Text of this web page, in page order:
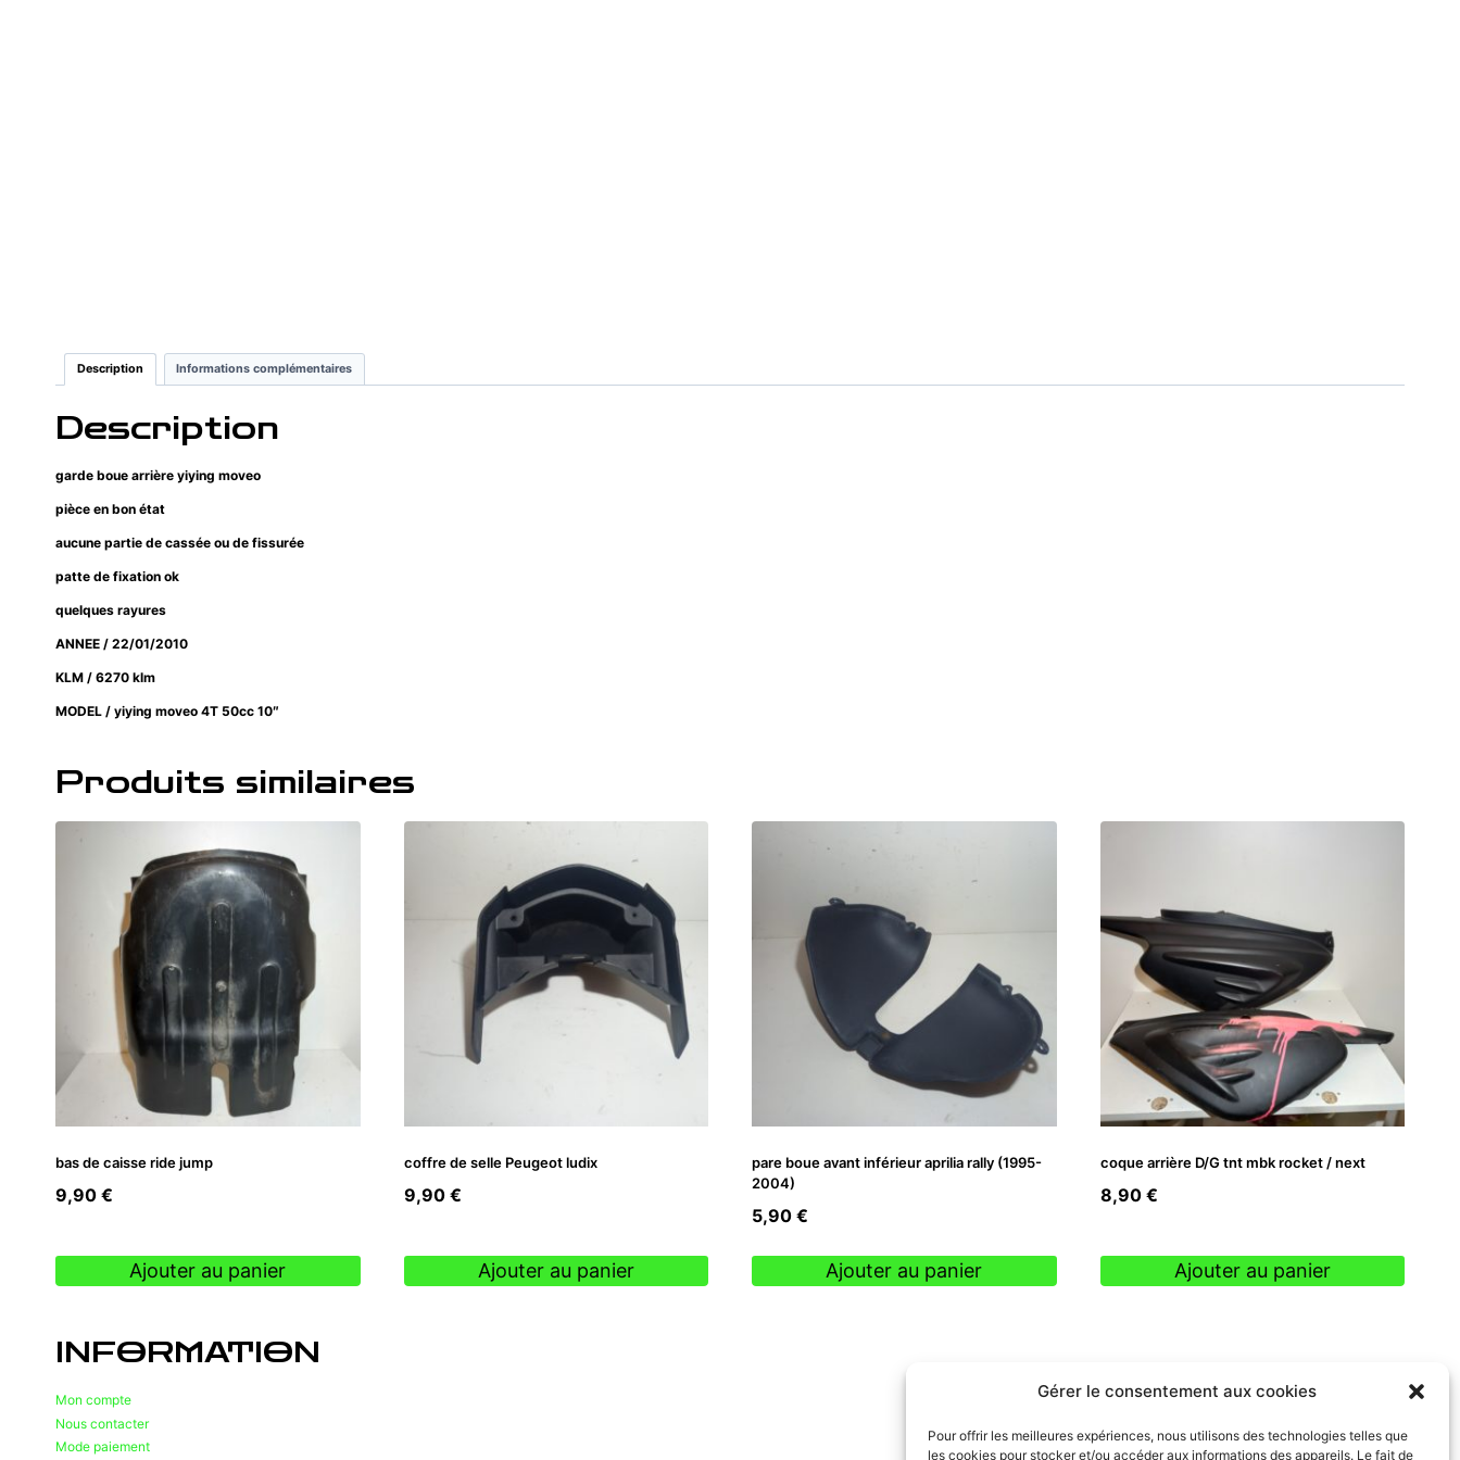
Gérer le consentement aux cookies
Pour offrir les meilleures expériences, nous utilisons des technologies telles que
les cookies pour stocker et/ou accéder aux informations des appareils. Le fait de
Description Informations complémentaires
Description
garde boue arrière yiying moveo
pièce en bon état
aucune partie de cassée ou de fissurée
patte de fixation ok
quelques rayures
ANNEE / 22/01/2010
KLM / 6270 klm
MODEL / yiying moveo 4T 50cc 10″
Produits similaires
bas de caisse ride jump
9,90 €
Ajouter au panier
coffre de selle Peugeot ludix
9,90 €
Ajouter au panier
pare boue avant inférieur aprilia rally (1995-
2004)
5,90 €
Ajouter au panier
coque arrière D/G tnt mbk rocket / next
8,90 €
Ajouter au panier
INFORMATION
Mon compte
Nous contacter
Mode paiement